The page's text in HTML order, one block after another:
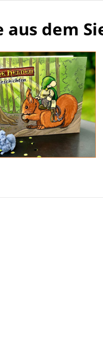
aus dem